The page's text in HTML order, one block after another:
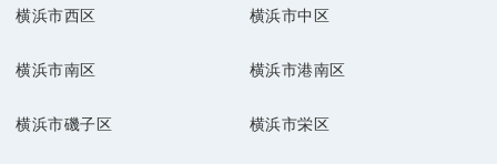
横浜市西区 横浜市中区
横浜市南区 横浜市港南区
横浜市磯子区 横浜市栄区